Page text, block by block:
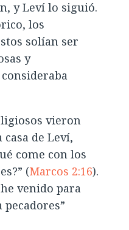
y Leví lo siguió.
los
solían ser
y
vieron
casa de Leví,
come con los
(Marcos 2:16).
venido para